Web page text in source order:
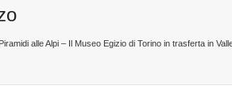
alle Alpi – Il Museo Egizio di Torino in trasferta in